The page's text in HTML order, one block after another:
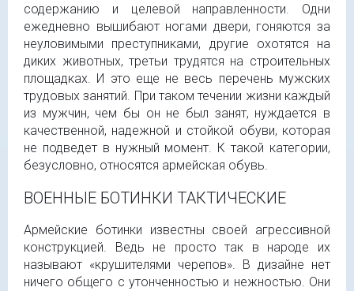
содержанию и целевой направленности. Одни
ежедневно вышибают ногами двери, гоняются за
неуловимыми преступниками, другие охотятся на
диких животных, третьи трудятся на строительных
площадках. И это еще не весь перечень мужских
трудовых занятий. При таком течении жизни каждый
из мужчин, чем бы он не был занят, нуждается в
качественной, надежной и стойкой обуви, которая
не подведет в нужный момент. К такой категории,
безусловно, относятся армейская обувь.
ВОЕННЫЕ БОТИНКИ ТАКТИЧЕСКИЕ
Армейские ботинки известны своей агрессивной
конструкцией. Ведь не просто так в народе их
называют «крушителями черепов». В дизайне нет
ничего общего с утонченностью и нежностью. Они